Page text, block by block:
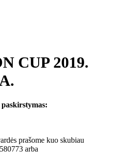
CUP 2019.
prašome kuo skubiau
arba